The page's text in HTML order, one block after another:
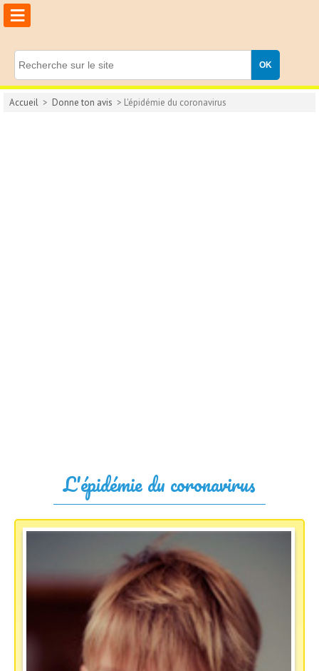
≡
Accueil > Donne ton avis > L'épidémie du coronavirus
L'épidémie du coronavirus